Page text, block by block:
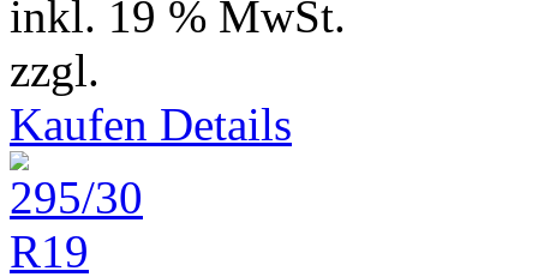
inkl. 19 % MwSt.
zzgl.
Kaufen Details